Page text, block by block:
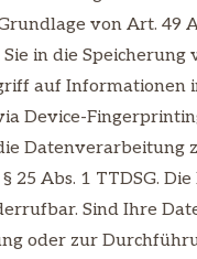
von Art. 49
in die Speicherung
auf Informationen
Device-
Datenverarbeitung
25 Abs. 1 TTDSG.
Sind Ihre
oder zur